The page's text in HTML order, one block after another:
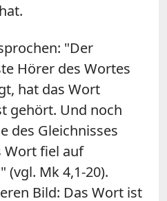
"Der
Hörer des Wortes
hat das Wort
gehört. Und noch
des Gleichnisses
Wort fiel auf
Mk 4,1-20).
Bild: Das Wort ist